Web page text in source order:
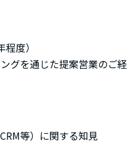
度）
グを通じた提案営業のご経
等）に関する知見